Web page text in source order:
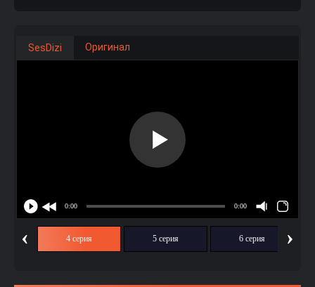
SesDizi Оригинал
‹ 4 серия 5 серия 6 серия ›